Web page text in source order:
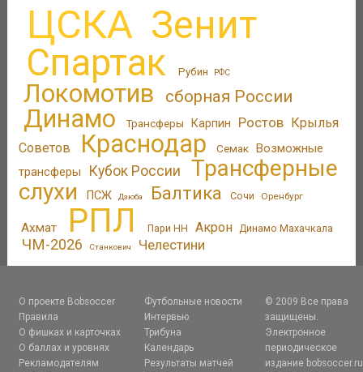
ЦСКА Зенит
Спартак Рубин РФС
Локомотив сборная России
Динамо Трансферы Карпин Ростов Крылья
Советов
Краснодар Семак Возможные
трансферы
Кубок России
Трансферные
слухи
ПСЖ Дзюба Балтика Сочи Оренбург
Ахмат РПЛ Пари НН Акрон Динамо Махачкала
ЧМ-2026 Станкович Челестини
О проекте Bobsoccer
Правила
О фишках и карточках
О баллах и уровнях
Рекламодателям
Футбольные новости
Интервью
Трибуна
Календарь
Результаты матчей
© 2009 Все права
защищены.
Электронное
периодическое
издание bobsoccer.ru